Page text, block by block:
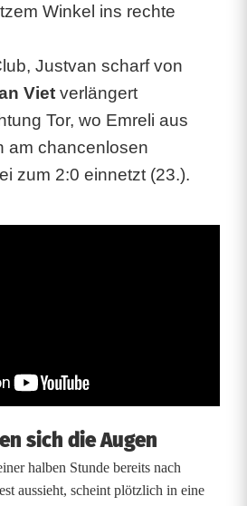
Winkel ins rechte
Justvan scharf von
Viet verlängert
Tor, wo Emreli aus
am chancenlosen
zum 2:0 einnetzt (23.).
sich die Augen
halben Stunde bereits nach
aussieht, scheint plötzlich in eine